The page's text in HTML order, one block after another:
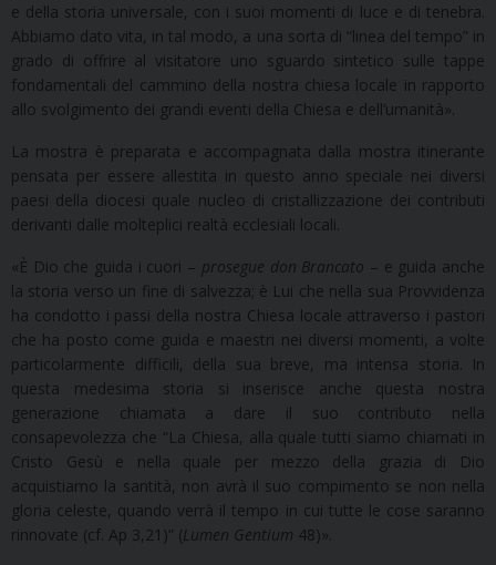
e della storia universale, con i suoi momenti di luce e di tenebra.
Abbiamo dato vita, in tal modo, a una sorta di “linea del tempo” in
grado di offrire al visitatore uno sguardo sintetico sulle tappe
fondamentali del cammino della nostra chiesa locale in rapporto
allo svolgimento dei grandi eventi della Chiesa e dell’umanità».
La mostra è preparata e accompagnata dalla mostra itinerante
pensata per essere allestita in questo anno speciale nei diversi
paesi della diocesi quale nucleo di cristallizzazione dei contributi
derivanti dalle molteplici realtà ecclesiali locali.
«È Dio che guida i cuori – prosegue don Brancato – e guida anche
la storia verso un fine di salvezza; è Lui che nella sua Provvidenza
ha condotto i passi della nostra Chiesa locale attraverso i pastori
che ha posto come guida e maestri nei diversi momenti, a volte
particolarmente difficili, della sua breve, ma intensa storia. In
questa medesima storia si inserisce anche questa nostra
generazione chiamata a dare il suo contributo nella
consapevolezza che “La Chiesa, alla quale tutti siamo chiamati in
Cristo Gesù e nella quale per mezzo della grazia di Dio
acquistiamo la santità, non avrà il suo compimento se non nella
gloria celeste, quando verrà il tempo in cui tutte le cose saranno
rinnovate (cf. Ap 3,21)” (Lumen Gentium 48)».